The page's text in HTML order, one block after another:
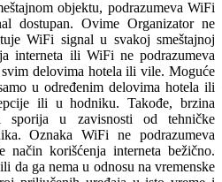
objektu, podrazumeva WiFi
dostupan. Ovime Organizator ne
WiFi signal u svakoj smeštajnoj
interneta ili WiFi ne podrazumeva
delovima hotela ili vile. Moguće
u određenim delovima hotela ili
ili u hodniku. Takođe, brzina
u zavisnosti od tehničke
Oznaka WiFi ne podrazumeva
način korišćenja interneta bežično.
da ga nema u odnosu na vremenske